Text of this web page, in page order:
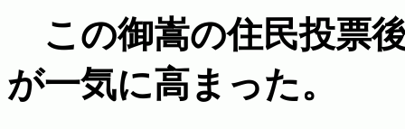
この御嵩の住民投票
が一気に高まった。